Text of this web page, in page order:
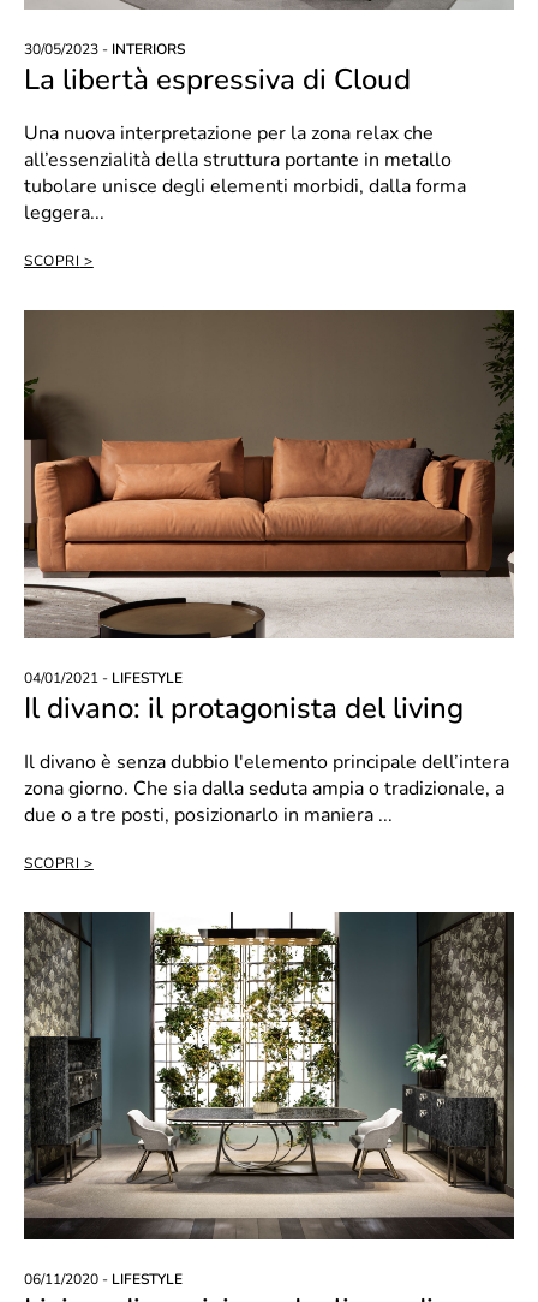
30/05/2023 - INTERIORS
La libertà espressiva di Cloud
Una nuova interpretazione per la zona relax che
all’essenzialità della struttura portante in metallo
tubolare unisce degli elementi morbidi, dalla forma
leggera...
SCOPRI
04/01/2021 - LIFESTYLE
Il divano: il protagonista del living
Il divano è senza dubbio l'elemento principale dell’intera
zona giorno. Che sia dalla seduta ampia o tradizionale, a
due o a tre posti, posizionarlo in maniera ...
SCOPRI
06/11/2020 - LIFESTYLE